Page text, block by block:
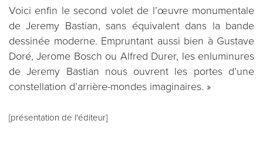
Voici enfin le second volet de l’œuvre monumentale
de Jeremy Bastian, sans équivalent dans la bande
dessinée moderne. Empruntant aussi bien à Gustave
Doré, Jerome Bosch ou Alfred Durer, les enluminures
de Jeremy Bastian nous ouvrent les portes d’une
constellation d’arrière-mondes imaginaires. »
[présentation de l'éditeur]